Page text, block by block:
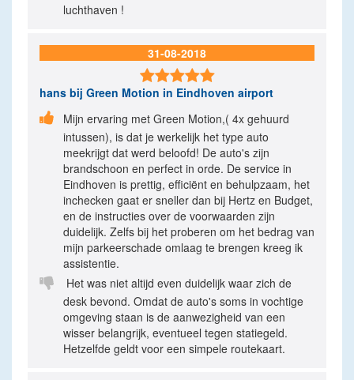
luchthaven !
31-08-2018

hans bij Green Motion in Eindhoven airport

Mijn ervaring met Green Motion,( 4x gehuurd
intussen), is dat je werkelijk het type auto
meekrijgt dat werd beloofd! De auto's zijn
brandschoon en perfect in orde. De service in
Eindhoven is prettig, efficiënt en behulpzaam, het
inchecken gaat er sneller dan bij Hertz en Budget,
en de instructies over de voorwaarden zijn
duidelijk. Zelfs bij het proberen om het bedrag van
mijn parkeerschade omlaag te brengen kreeg ik
assistentie.

Het was niet altijd even duidelijk waar zich de
desk bevond. Omdat de auto's soms in vochtige
omgeving staan is de aanwezigheid van een
wisser belangrijk, eventueel tegen statiegeld.
Hetzelfde geldt voor een simpele routekaart.